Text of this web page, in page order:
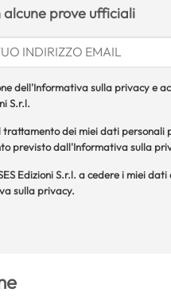
alcune prove ufficiali
dell'Informativa sulla privacy e
S.r.l.
trattamento dei miei dati personali
previsto dall'Informativa sulla
Edizioni S.r.l. a cedere i miei
sulla privacy.